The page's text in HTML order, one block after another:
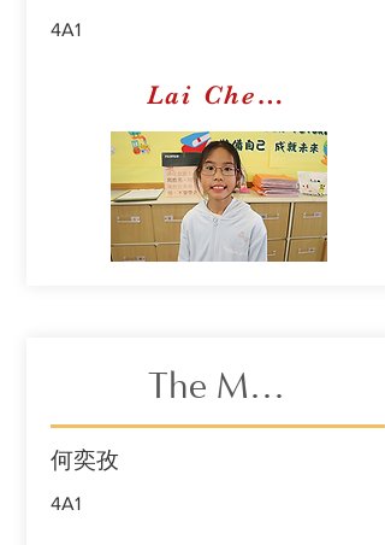
4A1
Lai Cheuk Yan
The Mona Lisa
何奕孜
4A1